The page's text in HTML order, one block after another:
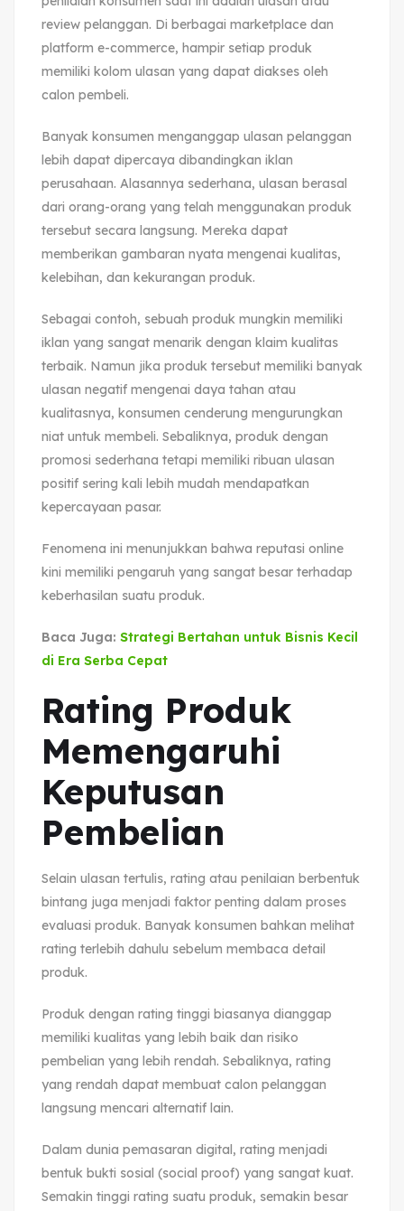
review pelanggan. Di berbagai marketplace dan
platform e-commerce, hampir setiap produk
memiliki kolom ulasan yang dapat diakses oleh
calon pembeli.
Banyak konsumen menganggap ulasan pelanggan
lebih dapat dipercaya dibandingkan iklan
perusahaan. Alasannya sederhana, ulasan berasal
dari orang-orang yang telah menggunakan produk
tersebut secara langsung. Mereka dapat
memberikan gambaran nyata mengenai kualitas,
kelebihan, dan kekurangan produk.
Sebagai contoh, sebuah produk mungkin memiliki
iklan yang sangat menarik dengan klaim kualitas
terbaik. Namun jika produk tersebut memiliki banyak
ulasan negatif mengenai daya tahan atau
kualitasnya, konsumen cenderung mengurungkan
niat untuk membeli. Sebaliknya, produk dengan
promosi sederhana tetapi memiliki ribuan ulasan
positif sering kali lebih mudah mendapatkan
kepercayaan pasar.
Fenomena ini menunjukkan bahwa reputasi online
kini memiliki pengaruh yang sangat besar terhadap
keberhasilan suatu produk.
Baca Juga: Strategi Bertahan untuk Bisnis Kecil
di Era Serba Cepat
Rating Produk
Memengaruhi
Keputusan
Pembelian
Selain ulasan tertulis, rating atau penilaian berbentuk
bintang juga menjadi faktor penting dalam proses
evaluasi produk. Banyak konsumen bahkan melihat
rating terlebih dahulu sebelum membaca detail
produk.
Produk dengan rating tinggi biasanya dianggap
memiliki kualitas yang lebih baik dan risiko
pembelian yang lebih rendah. Sebaliknya, rating
yang rendah dapat membuat calon pelanggan
langsung mencari alternatif lain.
Dalam dunia pemasaran digital, rating menjadi
bentuk bukti sosial (social proof) yang sangat kuat.
Semakin tinggi rating suatu produk, semakin besar